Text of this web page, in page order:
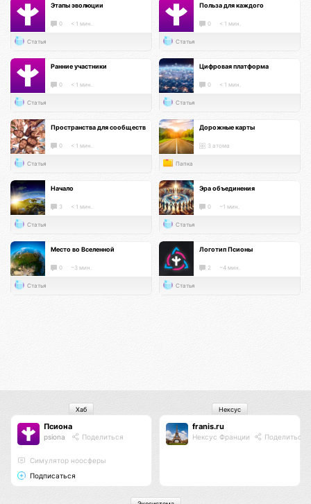
Этапы эволюции
0 < 1 мин.
Статья
Польза для каждого
0 < 1 мин.
Статья
Ранние участники
0 < 1 мин.
Статья
Цифровая платформа
0 < 1 мин.
Статья
Пространства для сообществ
0 < 1 мин.
Статья
Дорожные карты
3 атома
Папка
Начало
3 < 1 мин.
Статья
Эра объединения
0 ~1 мин.
Статья
Место во Вселенной
0 ~3 мин.
Статья
Логотип Псионы
2 ~4 мин.
Статья
Псиона
psiona Поделиться
Cимулятор ноосферы
Подписаться
Хаб
franis.ru
Нексус Франции Поделиться
Нексус